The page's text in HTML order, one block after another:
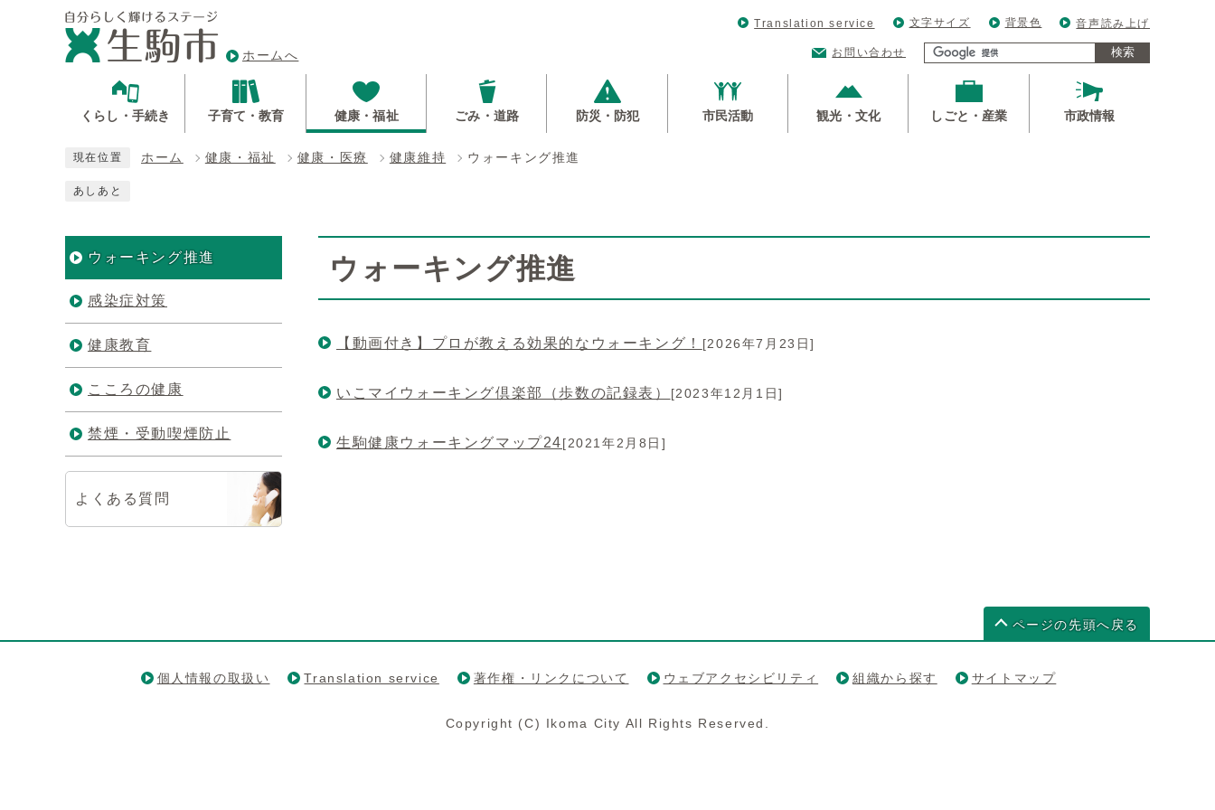
ホームへ
Translation service 文字サイズ 背景色 音声読み上げ
お問い合わせ 検索
くらし・手続き 子育て・教育 健康・福祉 ごみ・道路 防災・防犯 市民活動 観光・文化 しごと・産業 市政情報
現在位置 ホーム 健康・福祉 健康・医療 健康維持 ウォーキング推進
あしあと
ウォーキング推進
【動画付き】プロが教える効果的なウォーキング！ [2026年7月23日]
いこマイウォーキング倶楽部（歩数の記録表） [2023年12月1日]
生駒健康ウォーキングマップ24[2021年2月8日]
ウォーキング推進
感染症対策
健康教育
こころの健康
禁煙・受動喫煙防止
よくある質問
ページの先頭へ戻る
個人情報の取扱い Translation service 著作権・リンクについて ウェブアクセシビリティ 組織から探す サイトマップ
Copyright (C) Ikoma City All Rights Reserved.